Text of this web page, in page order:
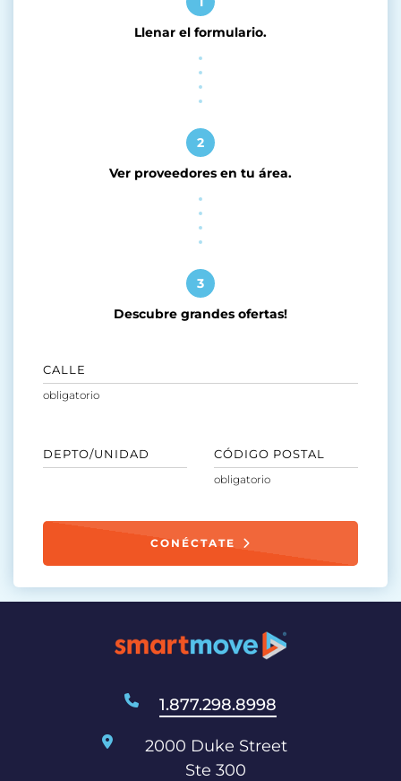
Llenar el formulario.
2
Ver proveedores en tu área.
3
Descubre grandes ofertas!
CALLE
DEPTO/UNIDAD CÓDIGO POSTAL
CONÉCTATE
1.877.298.8998
2000 Duke Street
Ste 300